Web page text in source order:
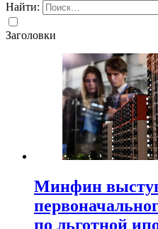
Найти:
Заголовки
Минфин
по льготной